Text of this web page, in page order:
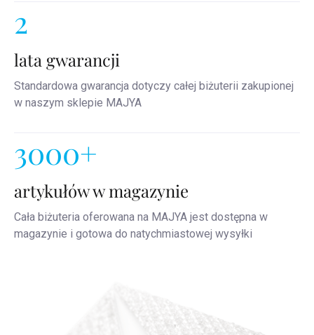
2
lata gwarancji
Standardowa gwarancja dotyczy całej biżuterii zakupionej
w naszym sklepie MAJYA
3000+
artykułów w magazynie
Cała biżuteria oferowana na MAJYA jest dostępna w
magazynie i gotowa do natychmiastowej wysyłki